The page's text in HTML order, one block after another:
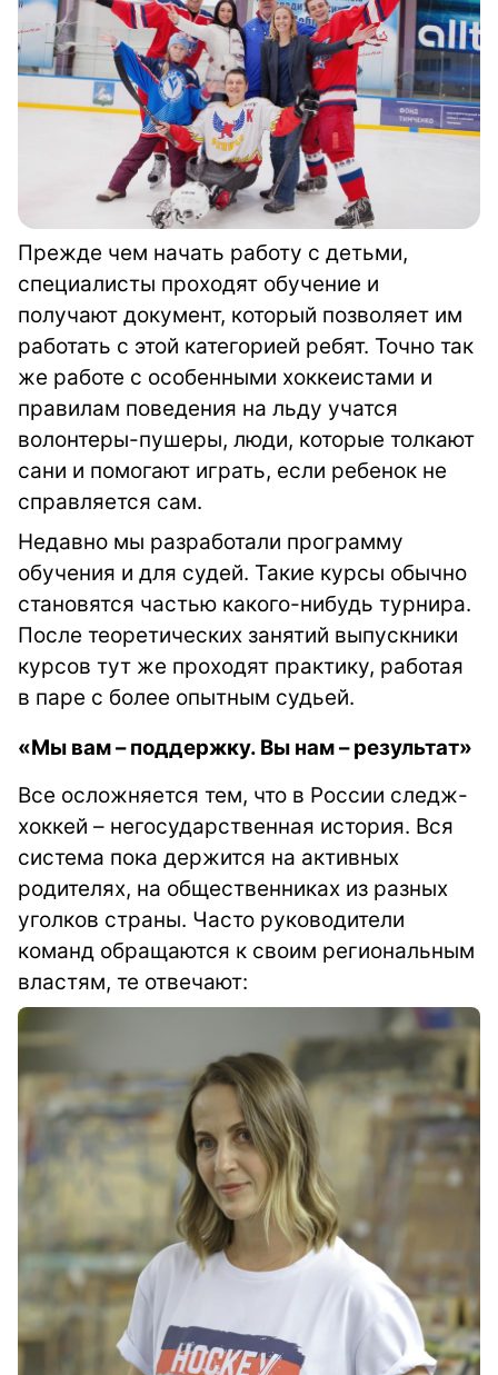
Прежде чем начать работу с детьми,
специалисты проходят обучение и
получают документ, который позволяет им
работать с этой категорией ребят. Точно так
же работе с особенными хоккеистами и
правилам поведения на льду учатся
волонтеры-пушеры, люди, которые толкают
сани и помогают играть, если ребенок не
справляется сам.
Недавно мы разработали программу
обучения и для судей. Такие курсы обычно
становятся частью какого-нибудь турнира.
После теоретических занятий выпускники
курсов тут же проходят практику, работая
в паре с более опытным судьей.
«Мы вам – поддержку. Вы нам – результат»
Все осложняется тем, что в России следж-
хоккей – негосударственная история. Вся
система пока держится на активных
родителях, на общественниках из разных
уголков страны. Часто руководители
команд обращаются к своим региональным
властям, те отвечают: